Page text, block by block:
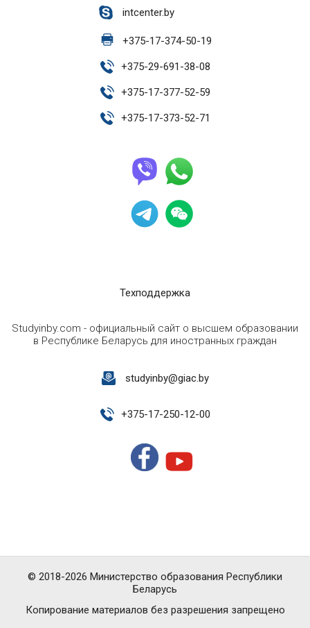
intcenter.by
+375-17-374-50-19
+375-29-691-38-08
+375-17-377-52-59
+375-17-373-52-71
Техподдержка
Studyinby.com - официальный сайт о высшем образовании
в Республике Беларусь для иностранных граждан
studyinby@giac.by
+375-17-250-12-00
Копирование материалов без разрешения запрещено
© 2018-2026 Министерство образования Республики
Беларусь